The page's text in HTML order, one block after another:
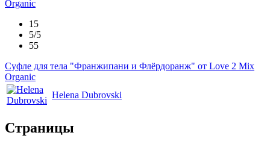
15
5/5
55
Суфле для тела "Франжипани и Флёрдоранж" от Love 2 Mix
Organic
Helena Dubrovski
Страницы